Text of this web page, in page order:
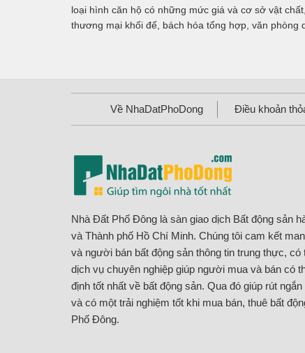
loại hình căn hộ có những mức giá và cơ sở vật
thương mại khối đế, bách hóa tổng hợp, văn phòng
Về NhaDatPhoDong Điều khoản
Nhà Đất Phố Đông là sàn giao dịch Bất động sản
và Thành phố Hồ Chí Minh. Chúng tôi cam kết
và người bán bất động sản thông tin trung thực,
dịch vụ chuyên nghiệp giúp người mua và bán có
định tốt nhất về bất động sản. Qua đó giúp rút
và có một trải nghiệm tốt khi mua bán, thuê bất
Phố Đông.